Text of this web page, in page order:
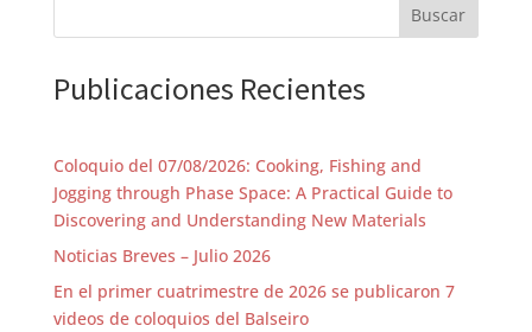
Buscar
Publicaciones Recientes
Coloquio del 07/08/2026: Cooking, Fishing and
Jogging through Phase Space: A Practical Guide to
Discovering and Understanding New Materials
Noticias Breves – Julio 2026
En el primer cuatrimestre de 2026 se publicaron 7
videos de coloquios del Balseiro